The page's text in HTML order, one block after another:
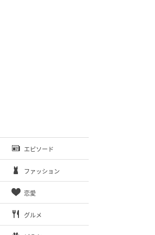
エピソード
ファッション
恋愛
グルメ